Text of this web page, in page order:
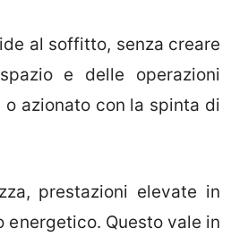
al soffitto, senza creare
e delle operazioni
azionato con la spinta di
prestazioni elevate in
Questo vale in